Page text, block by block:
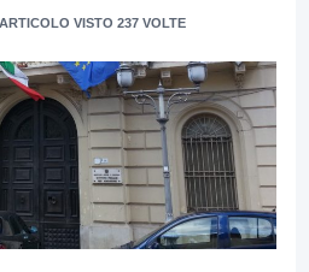
ARTICOLO VISTO 237 VOLTE